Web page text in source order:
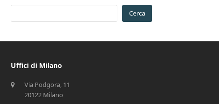
Cerca
Uffici di Milano
Via Podgora, 11
20122 Milano